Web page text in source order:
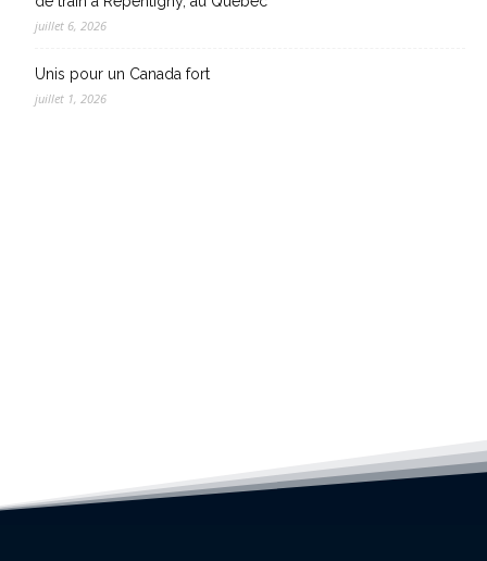
juillet 6, 2026
Unis pour un Canada fort
juillet 1, 2026